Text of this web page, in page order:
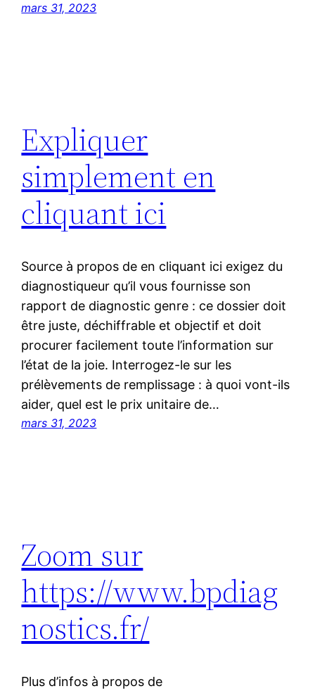
mars 31, 2023
Expliquer
simplement en
cliquant ici
Source à propos de en cliquant ici exigez du
diagnostiqueur qu’il vous fournisse son
rapport de diagnostic genre : ce dossier doit
être juste, déchiffrable et objectif et doit
procurer facilement toute l’information sur
l’état de la joie. Interrogez-le sur les
prélèvements de remplissage : à quoi vont-ils
aider, quel est le prix unitaire de…
mars 31, 2023
Zoom sur
https://www.bpdiag
nostics.fr/
Plus d’infos à propos de